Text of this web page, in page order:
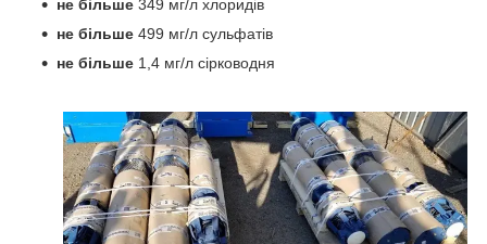
не більше 349 мг/л хлоридів
не більше 499 мг/л сульфатів
не більше 1,4 мг/л сірководня